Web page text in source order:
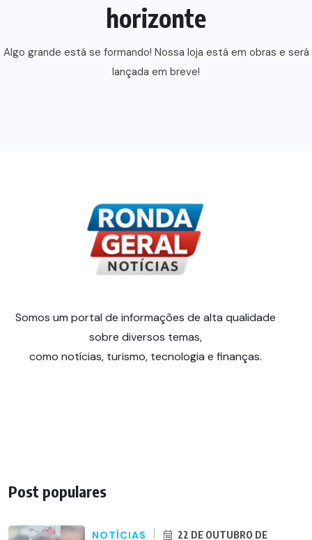
horizonte
Algo grande está se formando! Nossa loja está em obras e será
lançada em breve!
Somos um portal de informações de alta qualidade
sobre diversos temas,
como notícias, turismo, tecnologia e finanças.
Post populares
NOTÍCIAS
22 DE OUTUBRO DE